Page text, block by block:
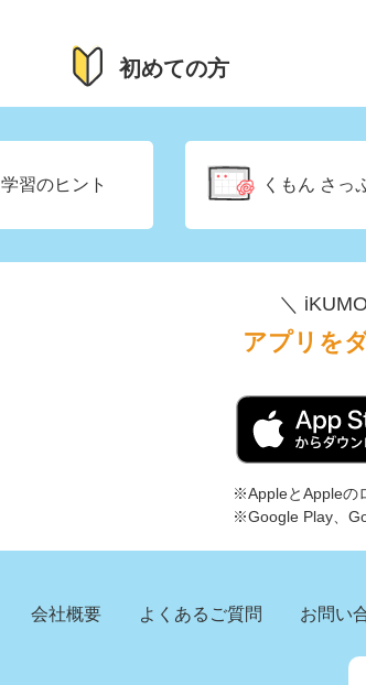
初めての方
学習のヒント くもん さっ
＼
アプリを
※AppleとAppleの
※Google Play、
会社概要 よくあるご質問 お問い